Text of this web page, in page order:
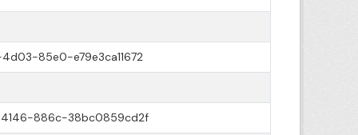
85e0-e79e3ca11672
886c-38bc0859cd2f